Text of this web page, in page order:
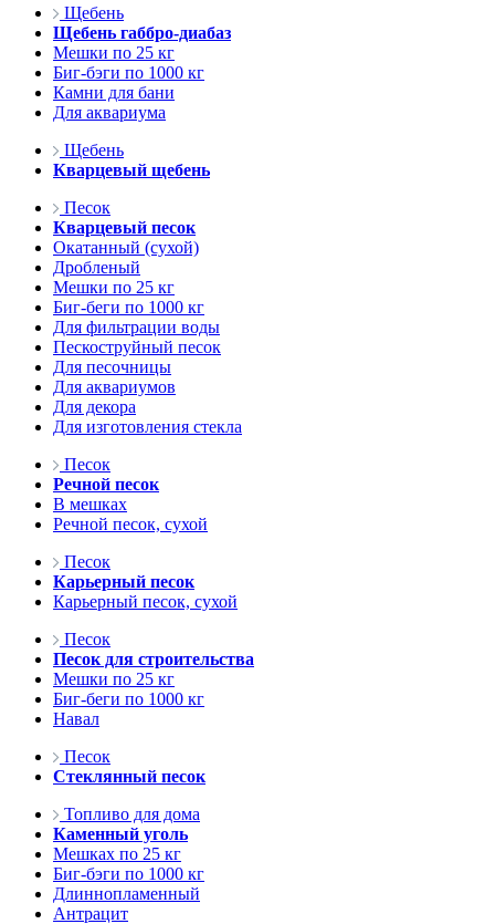
Щебень
Щебень габбро-диабаз
Мешки по 25 кг
Биг-бэги по 1000 кг
Камни для бани
Для аквариума
Щебень
Кварцевый щебень
Песок
Кварцевый песок
Окатанный (сухой)
Дробленый
Мешки по 25 кг
Биг-беги по 1000 кг
Для фильтрации воды
Пескоструйный песок
Для песочницы
Для аквариумов
Для декора
Для изготовления стекла
Песок
Речной песок
В мешках
Речной песок, сухой
Песок
Карьерный песок
Карьерный песок, сухой
Песок
Песок для строительства
Мешки по 25 кг
Биг-беги по 1000 кг
Навал
Песок
Стеклянный песок
Топливо для дома
Каменный уголь
Мешках по 25 кг
Биг-бэги по 1000 кг
Длиннопламенный
Антрацит